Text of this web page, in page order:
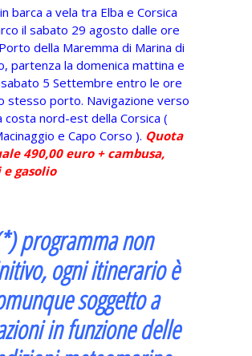
barca a vela tra Elba e Corsica
il sabato 29 agosto dalle ore
della Maremma di Marina di
partenza la domenica mattina e
5 Settembre entro le ore
stesso porto. Navigazione verso
costa nord-est della Corsica (
e Capo Corso ). Quota
490,00 euro + cambusa,
gasolio
programma non
ogni itinerario è
soggetto a
in funzione delle